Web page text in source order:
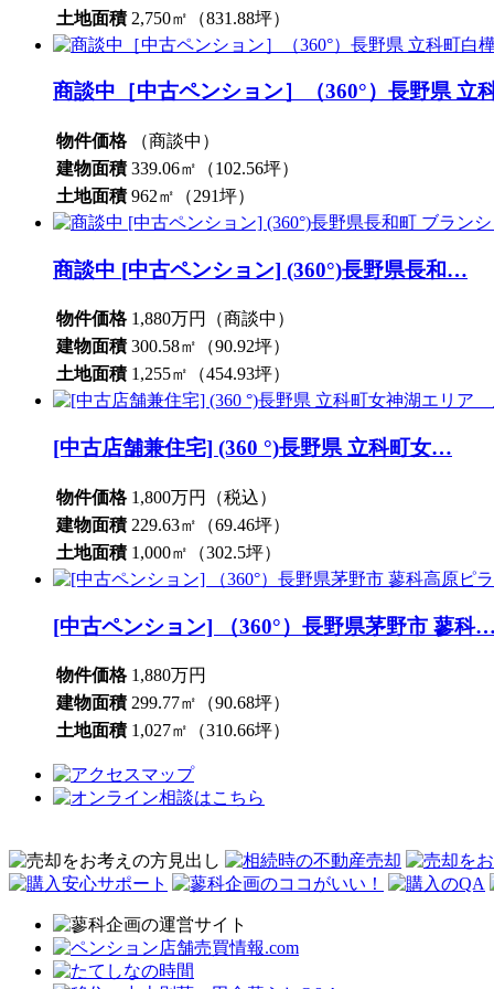
土地面積 2,750㎡（831.88坪）
商談中［中古ペンション］（360°）長野県 立
物件価格
（商談中）
建物面積 339.06㎡（102.56坪）
土地面積 962㎡（291坪）
商談中 [中古ペンション] (360°)長野県長和…
物件価格 1,880万円（商談中）
建物面積 300.58㎡（90.92坪）
土地面積 1,255㎡（454.93坪）
[中古店舗兼住宅] (360 °)長野県 立科町女…
物件価格 1,800万円（税込）
建物面積 229.63㎡（69.46坪）
土地面積 1,000㎡（302.5坪）
[中古ペンション] （360°）長野県茅野市 蓼科
物件価格 1,880万円
建物面積 299.77㎡（90.68坪）
土地面積 1,027㎡（310.66坪）